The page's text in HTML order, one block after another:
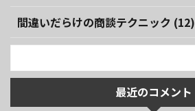
間違いだらけの商談テクニック (12)
最近のコメント